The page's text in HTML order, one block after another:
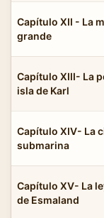
Capítulo XII - La
grande
Capítulo XIII- La
isla de Karl
Capítulo XIV- La
submarina
Capítulo XV- La
de Esmaland